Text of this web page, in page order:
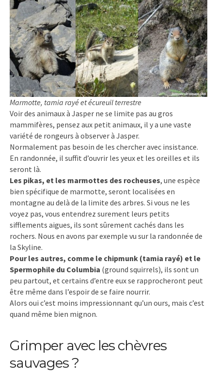
Marmotte, tamia rayé et écureuil terrestre
Voir des animaux à Jasper ne se limite pas au gros
mammifères, pensez aux petit animaux, il y a une vaste
variété de rongeurs à observer à Jasper.
Normalement pas besoin de les chercher avec insistance.
En randonnée, il suffit d’ouvrir les yeux et les oreilles et ils
seront là.
Les pikas, et les marmottes des rocheuses, une espèce
bien spécifique de marmotte, seront localisées en
montagne au delà de la limite des arbres. Si vous ne les
voyez pas, vous entendrez surement leurs petits
sifflements aigues, ils sont sûrement cachés dans les
rochers. Nous en avons par exemple vu sur la randonnée de
la Skyline.
Pour les autres, comme le chipmunk (tamia rayé) et le
Spermophile du Columbia (ground squirrels), ils sont un
peu partout, et certains d’entre eux se rapprocheront peut
être même dans l’espoir de se faire nourrir.
Alors oui c’est moins impressionnant qu’un ours, mais c’est
quand même bien mignon.
Grimper avec les chèvres
sauvages ?